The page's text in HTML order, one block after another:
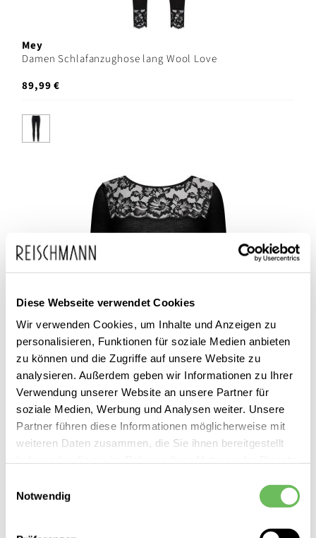
Diese Webseite verwendet Cookies
Wir verwenden Cookies, um Inhalte und Anzeigen zu
personalisieren, Funktionen für soziale Medien anbieten
zu können und die Zugriffe auf unsere Website zu
analysieren. Außerdem geben wir Informationen zu Ihrer
Verwendung unserer Website an unsere Partner für
soziale Medien, Werbung und Analysen weiter. Unsere
Partner führen diese Informationen möglicherweise mit
weiteren Daten zusammen, die Sie ihnen bereitgestellt
Notwendig
Mey
Damen Schlafanzughose lang Wool Love
89,99 €
Mey
Damen Schlafanzugoberteil langarm Wool Love